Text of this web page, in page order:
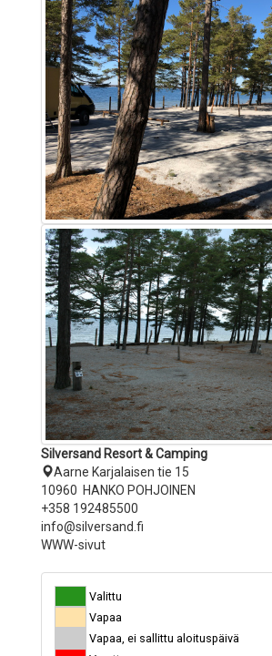
Silversand Resort & Camping
Aarne Karjalaisen tie 15
10960 HANKO POHJOINEN
+358 192485500
info@silversand.fi
WWW-sivut
Valittu
Vapaa
Vapaa, ei sallittu aloituspäivä